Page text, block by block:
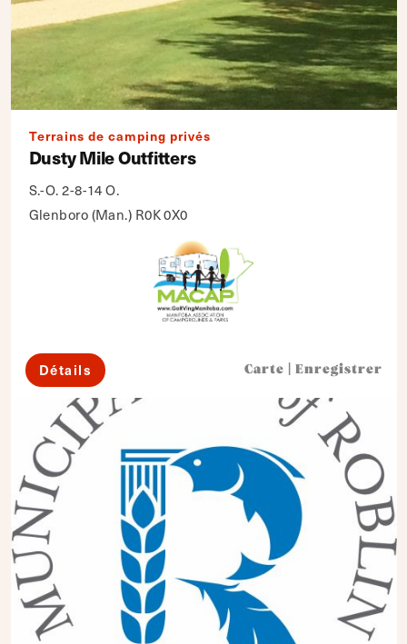
Terrains de camping privés
Dusty Mile Outfitters
S.-O. 2-8-14 O.
Glenboro (Man.) R0K 0X0
Détails Carte Enregistrer